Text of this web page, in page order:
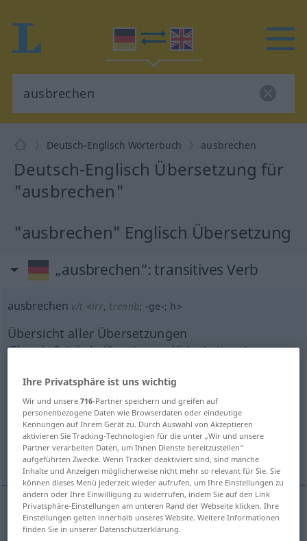
Deutsch-Englisch Wörterbuch ausbrechen
Deutsch-Englisch Übersetzung für
"ausbrechen"
"ausbrechen" Englisch Übersetzung
„ausbrechen“: transitives Verb
ausbrechen v/t <irr, trennb; -ge-; h>
Übersicht aller Übersetzungen
(Für mehr Details die Übersetzung anklicken/antippen)
take out, remove make a hole in
quarry chip, flake break out
prune, lop break off
break(sth)off (odout) ausbrechen Zähne etc
Ihre Privatsphäre ist uns wichtig
Wir und unsere716-Partner speichern und greifen auf
personenbezogene Daten wie Browserdaten oder eindeutige
Kennungen auf Ihrem Gerät zu. Durch Auswahl von Akzeptieren
aktivieren Sie Tracking-Technologien für die unter „Wir und unsere
Partner verarbeiten Daten, um Ihnen Dienste bereitzustellen“
aufgeführten Zwecke. Wenn Tracker deaktiviert sind, sind manche
Inhalte und Anzeigen möglicherweise nicht mehr so relevant für Sie. Sie
können dieses Menü jederzeit wieder aufrufen, um Ihre Einstellungen zu
ändern oder Ihre Einwilligung zu widerrufen, indem Sie auf den Link
Privatsphäre-Einstellungen am unteren Rand der Webseite klicken. Ihre
Einstellungen gelten innerhalb unseres Website. Weitere Informationen
finden Sie in unserer Datenschutzerklärung.